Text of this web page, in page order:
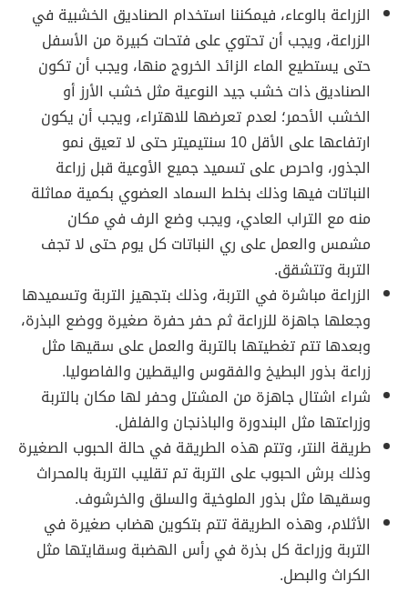
الزراعة بالوعاء، فيمكننا استخدام الصناديق الخشبية في
الزراعة، ويجب أن تحتوي على فتحات كبيرة من الأسفل
حتى يستطيع الماء الزائد الخروج منها، ويجب أن تكون
الصناديق ذات خشب جيد النوعية مثل خشب الأرز أو
الخشب الأحمر؛ لعدم تعرضها للاهتراء، ويجب أن يكون
ارتفاعها على الأقل 10 سنتيميتر حتى لا تعيق نمو
الجذور، واحرص على تسميد جميع الأوعية قبل زراعة
النباتات فيها وذلك بخلط السماد العضوي بكمية مماثلة
منه مع التراب العادي، ويجب وضع الرف في مكان
مشمس والعمل على ري النباتات كل يوم حتى لا تجف
التربة وتتشقق.
الزراعة مباشرة في التربة، وذلك بتجهيز التربة وتسميدها
وجعلها جاهزة للزراعة ثم حفر حفرة صغيرة ووضع البذرة،
وبعدها تتم تغطيتها بالتربة والعمل على سقيها مثل
زراعة بذور البطيخ والفقوس واليقطين والفاصوليا.
شراء اشتال جاهزة من المشتل وحفر لها مكان بالتربة
وزراعتها مثل البندورة والباذنجان والفلفل.
طريقة النتر، وتتم هذه الطريقة في حالة الحبوب الصغيرة
وذلك برش الحبوب على التربة تم تقليب التربة بالمحراث
وسقيها مثل بذور الملوخية والسلق والخرشوف.
الأثلام، وهذه الطريقة تتم بتكوين هضاب صغيرة في
التربة وزراعة كل بذرة في رأس الهضبة وسقايتها مثل
الكراث والبصل.